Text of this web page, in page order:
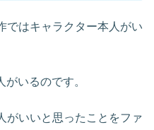
ではキャラクター本人がい
いるのです。
がいいと思ったことをファ